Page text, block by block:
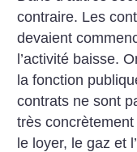
contraire. Les
devaient
l’activité baisse.
la fonction
contrats ne sont
très
le loyer, le gaz et